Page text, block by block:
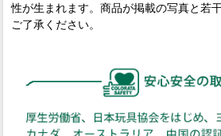
性が生まれます。商品が掲載の写真と若
ご了承ください。